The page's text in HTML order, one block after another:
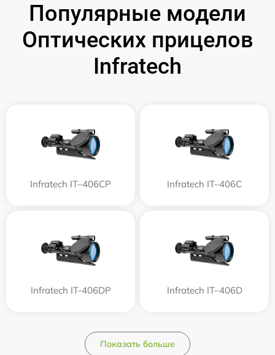
Популярные модели
Оптических прицелов
Infratech
Infratech IT–406СP Infratech IT–406С
Infratech IT-406DP Infratech IT–406D
Показать больше